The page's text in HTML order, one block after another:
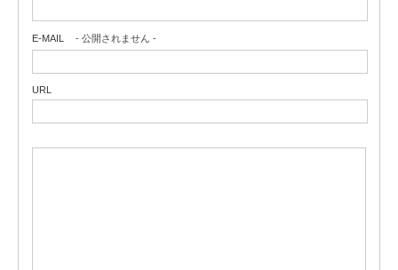
E-MAIL - 公開されません -
URL